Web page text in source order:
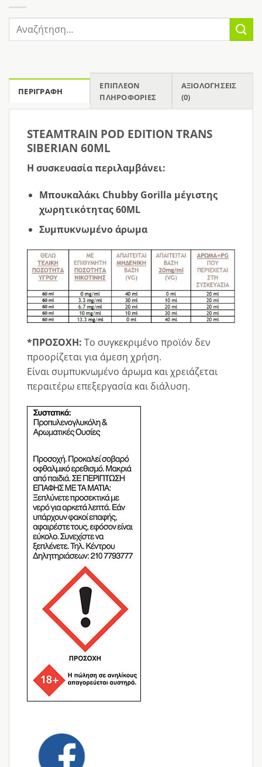
Αναζήτηση
για:
ΠΕΡΙΓΡΑΦΉ
ΕΠΙΠΛΈΟΝ
ΠΛΗΡΟΦΟΡΊΕΣ
ΑΞΙΟΛΟΓΉΣΕΙΣ
(0)
STEAMTRAIN POD EDITION TRANS
SIBERIAN 60ML
Η συσκευασία περιλαμβάνει:
Μπουκαλάκι Chubby Gorilla μέγιστης
χωρητικότητας 60ML
Συμπυκνωμένο άρωμα
*ΠΡΟΣΟΧΗ: Το συγκεκριμένο προϊόν δεν
προορίζεται για άμεση χρήση.
Είναι συμπυκνωμένο άρωμα και χρειάζεται
περαιτέρω επεξεργασία και διάλυση.